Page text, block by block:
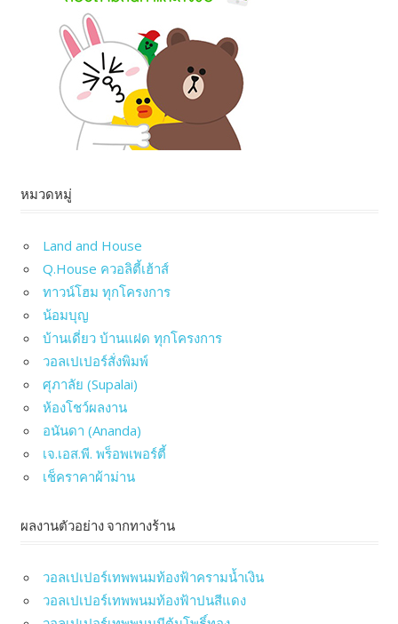
หมวดหมู่
Land and House
Q.House ควอลิตี้เฮ้าส์
ทาวน์โฮม ทุกโครงการ
น้อมบุญ
บ้านเดี่ยว บ้านแฝด ทุกโครงการ
วอลเปเปอร์สั่งพิมพ์
ศุภาลัย (Supalai)
ห้องโชว์ผลงาน
อนันดา (Ananda)
เจ.เอส.พี. พร็อพเพอร์ตี้
เช็คราคาผ้าม่าน
ผลงานตัวอย่าง จากทางร้าน
วอลเปเปอร์เทพพนมท้องฟ้าครามน้ำเงิน
วอลเปเปอร์เทพพนมท้องฟ้าปนสีแดง